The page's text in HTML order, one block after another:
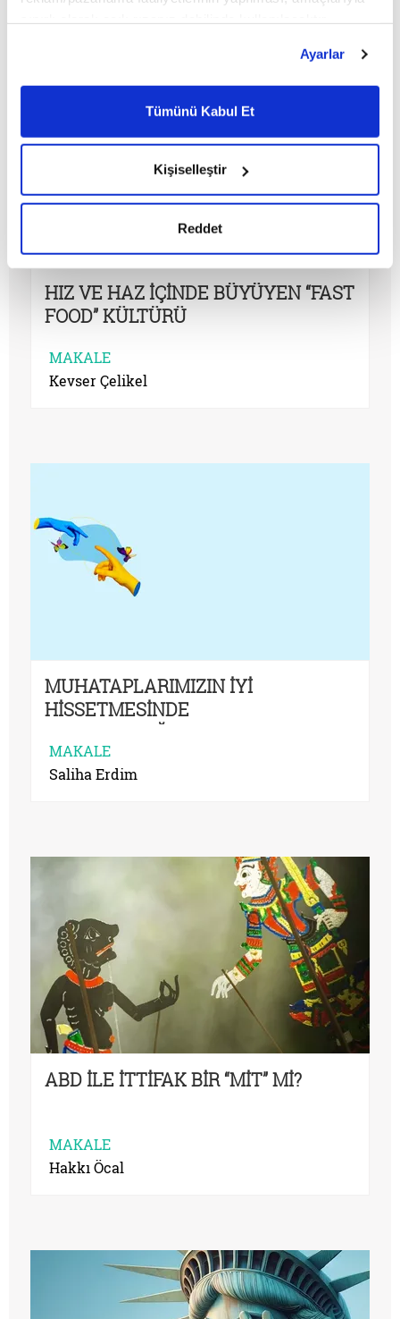
belirleyebilirsiniz. Çerezlere ilişkin detaylı bilgi için
Ayarlar butonuna tıklayabilir,Çerez Bilgilendirme
Metnimizi ziyaret edebilirsiniz.
hazırlanmış olan İnternet Sitesi Aydınlatma Metnimizi
okumak ve sitemizi ziyaretiniz kapsamında
gerçekleştirilen veri işleme faaliyetleri ile ilgili daha
Ayarlar
Tümünü Kabul Et
Kişiselleştir
Reddet
HIZ VE HAZ İÇİNDE BÜYÜYEN “FAST
FOOD” KÜLTÜRÜ
MAKALE
Kevser Çelikel
MUHATAPLARIMIZIN İYİ
HİSSETMESİNDE
SORUMLULUĞUMUZ NE KADARDIR?
MAKALE
Saliha Erdim
ABD İLE İTTİFAK BİR “MİT” Mİ?
MAKALE
Hakkı Öcal